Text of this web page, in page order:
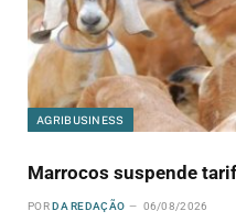
AGRIBUSINESS
Marrocos suspende
POR DA REDAÇÃO 06/08/2026